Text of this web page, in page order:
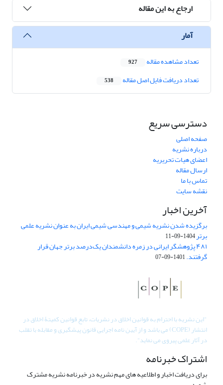
ارجاع به این مقاله
آمار
تعداد مشاهده مقاله 927
تعداد دریافت فایل اصل مقاله 538
دسترسی سریع
صفحه اصلی
درباره نشریه
اعضای هیات تحریریه
ارسال مقاله
تماس با ما
نقشه سایت
آخرین اخبار
برگزیده شدن نشریه شیمی و مهندسی شیمی ایران به عنوان نشریه علمی
برتر1404-09-11
۴۸۱ پژوهشگر ایرانی در زمره دانشمندان یک‌درصد برتر جهان قرار
گرفتند.1401-09-07
"این نشریه با احترام به قوانین اخلاق در نشریات، تابع قوانین کمیتۀ اخلاق در
انتشار (COPE) می باشد و از آیین نامه اجرایی قانون پیشگیری و مقابله با تقلب
در آثار علمی پیروی می نماید".
اشتراک خبرنامه
برای دریافت اخبار و اطلاعیه های مهم نشریه در خبرنامه نشریه مشترک